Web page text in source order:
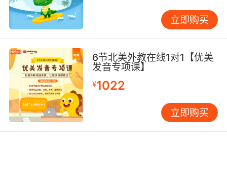
立即购买
6节北美外教在线1对1【优美
发音专项课】
¥1022
立即购买